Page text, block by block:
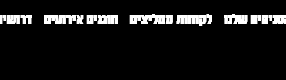
שלנו לקוחות ממליצים חוגגים אירועים